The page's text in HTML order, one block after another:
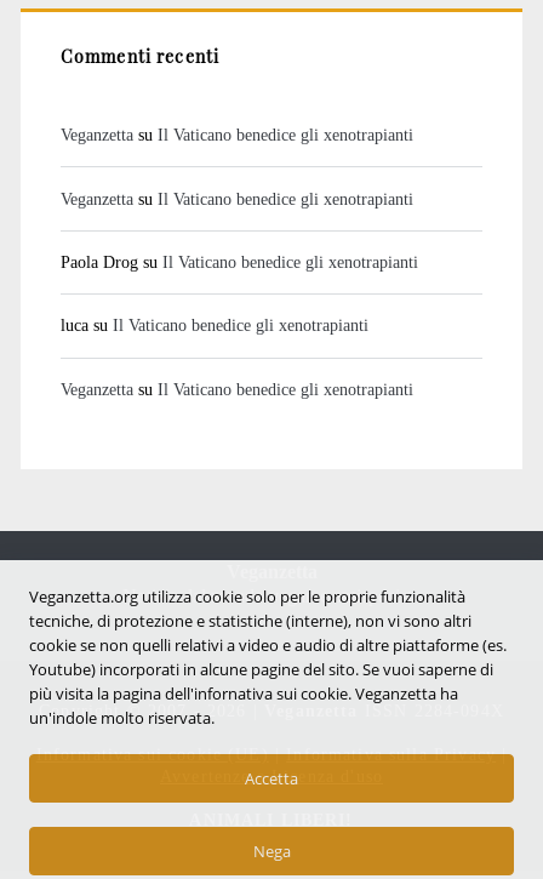
Commenti recenti
Veganzettasu Il Vaticano benedice gli xenotrapianti
Veganzettasu Il Vaticano benedice gli xenotrapianti
Paola Drogsu Il Vaticano benedice gli xenotrapianti
lucasu Il Vaticano benedice gli xenotrapianti
Veganzettasu Il Vaticano benedice gli xenotrapianti
Notizie dal mondo vegan e antispecista
Copyright © 2007 - 2026 |
Informativa sui cookie (UE)|Informativa sulla Privacy|
Avvertenze e Licenza d'uso
Veganzetta.org utilizza cookie solo per le proprie funzionalità
tecniche, di protezione e statistiche (interne), non vi sono altri
cookie se non quelli relativi a video e audio di altre piattaforme (es.
Youtube) incorporati in alcune pagine del sito. Se vuoi saperne di
più visita la pagina dell'infornativa sui cookie. Veganzetta ha
un'indole molto riservata.
Accetta
Nega